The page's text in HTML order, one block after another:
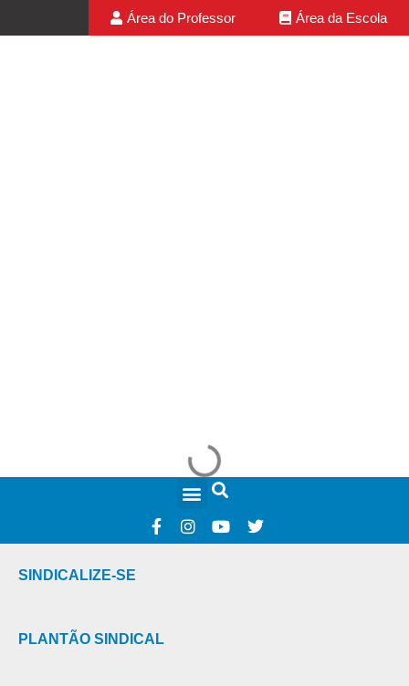
Área do Professor Área da Escola
SINDICALIZE-SE
PLANTÃO SINDICAL